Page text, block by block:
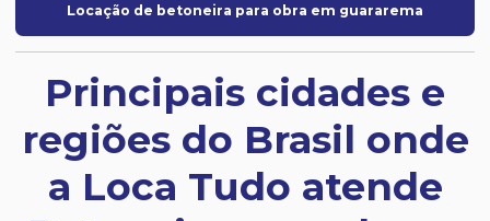
Locação de betoneira para obra em guararema
Principais cidades e
regiões do Brasil onde
a Loca Tudo atende